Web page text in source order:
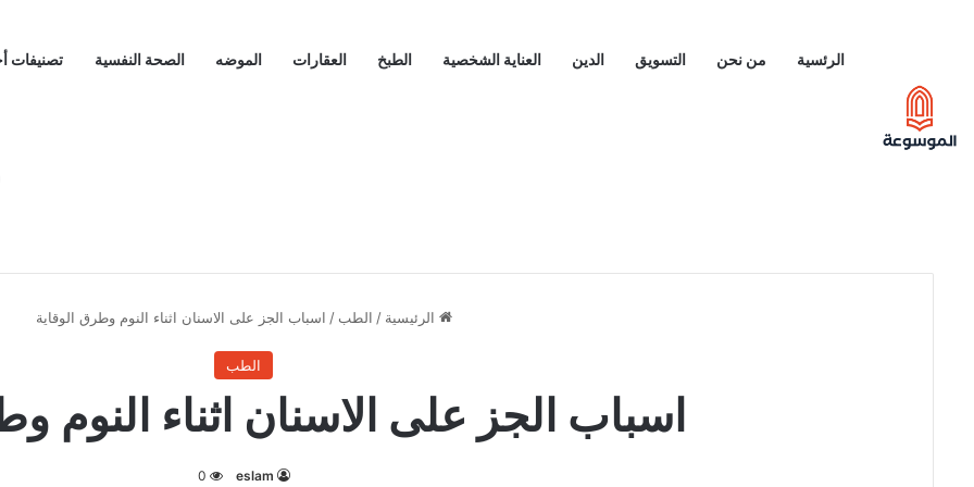
الرئسية من نحن التسويق الدين العناية الشخصية الطبخ العقارات الموضه الصحة النفسية تصنيفات
الرئيسية / الطب / اسباب الجز على الاسنان اثناء النوم وطرق الوقاية
الطب
اسباب الجز على الاسنان اثناء النوم
eslam
0